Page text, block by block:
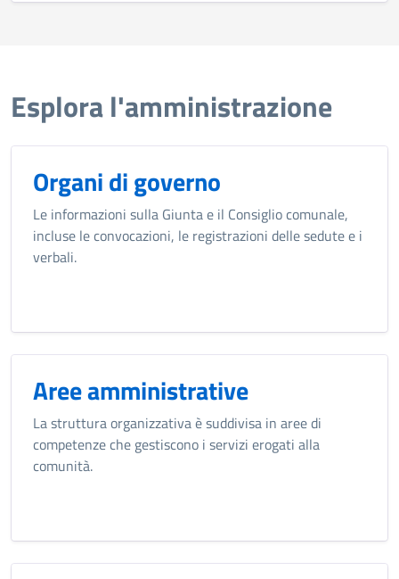
Esplora l'amministrazione
Organi di governo
Le informazioni sulla Giunta e il Consiglio comunale,
incluse le convocazioni, le registrazioni delle sedute e i
verbali.
Aree amministrative
La struttura organizzativa è suddivisa in aree di
competenze che gestiscono i servizi erogati alla
comunità.